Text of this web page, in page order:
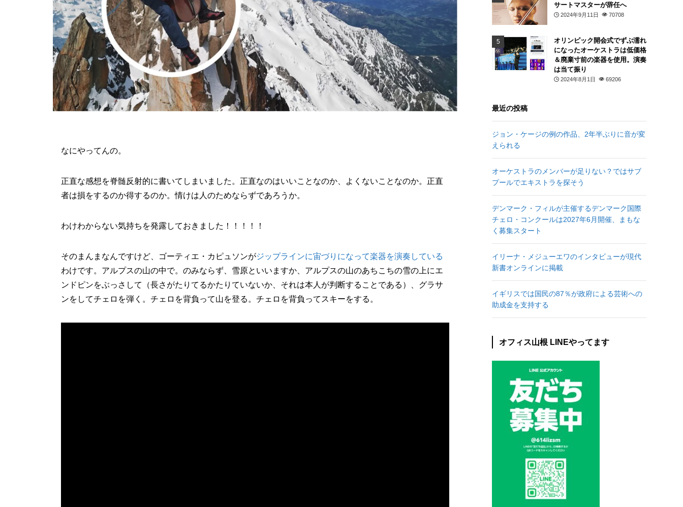
なにやってんの。
正直な感想を脊髄反射的に書いてしまいました。正直なのはいいことなのか、よくないことなのか。正直
者は損をするのか得するのか。情けは人のためならずであろうか。
わけわからない気持ちを発露しておきました！！！！！
そのまんまなんですけど、ゴーティエ・カピュソンがジップラインに宙づりになって楽器を演奏している
わけです。アルプスの山の中で。のみならず、雪原といいますか、アルプスの山のあちこちの雪の上にエ
ンドピンをぶっさして（長さがたりてるかたりていないか、それは本人が判断することである）、グラサ
ンをしてチェロを弾く。チェロを背負って山を登る。チェロを背負ってスキーをする。
サートマスターが辞任へ
2024年9月11日 70708
オリンピック開会式でずぶ濡れ
になったオーケストラは低価格
＆廃棄寸前の楽器を使用。演奏
は当て振り
2024年8月1日 69206
最近の投稿
ジョン・ケージの例の作品、2年半ぶりに音が変
えられる
オーケストラのメンバーが足りない？ではサブ
プールでエキストラを探そう
デンマーク・フィルが主催するデンマーク国際
チェロ・コンクールは2027年6月開催、まもな
く募集スタート
イリーナ・メジューエワのインタビューが現代
新書オンラインに掲載
イギリスでは国民の87％が政府による芸術への
助成金を支持する
オフィス山根 LINEやってます